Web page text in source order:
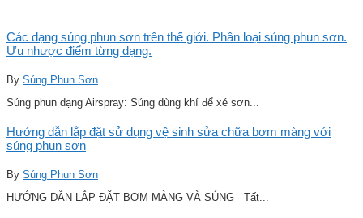
Các dạng súng phun sơn trên thế giới. Phân loại súng phun sơn.
Ưu nhược điểm từng dạng.
By Súng Phun Sơn
Súng phun dạng Airspray: Súng dùng khí để xé sơn...
Hướng dẫn lắp đặt sử dụng vệ sinh sửa chữa bơm màng với
súng phun sơn
By Súng Phun Sơn
HƯỚNG DẪN LẮP ĐẶT BƠM MÀNG VÀ SÚNG Tất...